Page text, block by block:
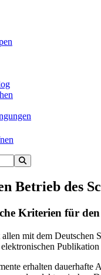
Betrieb des
Kriterien für den
mit dem Deutschen
erhalten dauerhafte